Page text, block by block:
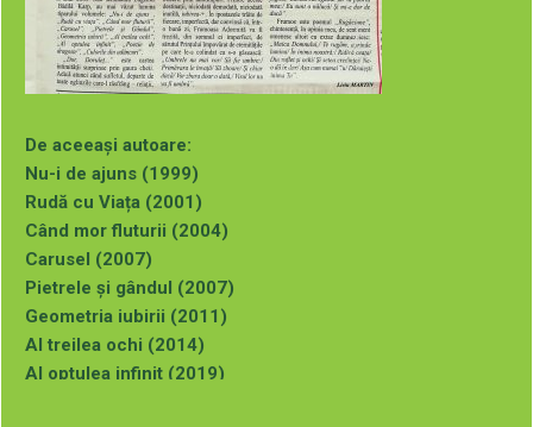
De aceeași autoare:
Nu-i de ajuns (1999)
Rudă cu Viața (2001)
Când mor fluturii (2004)
Carusel (2007)
Pietrele și gândul (2007)
Geometria iubirii (2011)
Al treilea ochi (2014)
Al optulea infinit (2019)